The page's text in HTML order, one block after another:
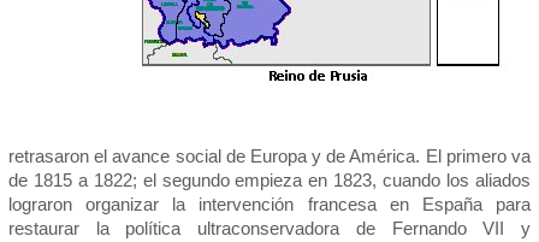
retrasaron el avance social de Europa y de América. El primero va
de 1815 a 1822; el segundo empieza en 1823, cuando los aliados
lograron organizar la intervención francesa en España para
restaurar la política ultraconservadora de Fernando VII y